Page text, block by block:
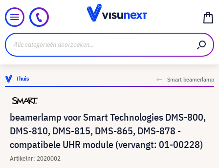
Thuis Smart beamerlamp
beamerlamp voor Smart Technologies DMS-800,
DMS-810, DMS-815, DMS-865, DMS-878 -
compatibele UHR module (vervangt: 01-00228)
Artikelnr: 2020002